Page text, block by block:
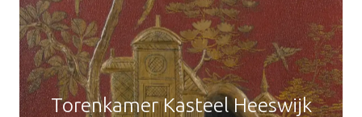
Torenkamer Kasteel Heeswijk